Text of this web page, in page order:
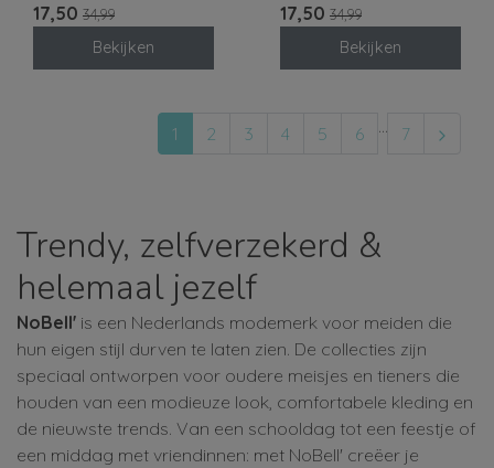
17,50 34,99
Bekijken
17,50 34,99
Bekijken
1 2 3 4 5 6 7
Trendy, zelfverzekerd &
helemaal jezelf
NoBell' is een Nederlands modemerk voor meiden die
hun eigen stijl durven te laten zien. De collecties zijn
speciaal ontworpen voor oudere meisjes en tieners die
houden van een modieuze look, comfortabele kleding en
de nieuwste trends. Van een schooldag tot een feestje of
een middag met vriendinnen: met NoBell' creëer je